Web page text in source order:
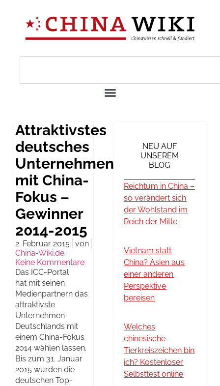
Attraktivstes
deutsches
Unternehmen
mit China-
Fokus –
Gewinner
2014-2015
2. Februar 2015
von
China-Wiki.de
Keine Kommentare
Das ICC-Portal
hat mit seinen
Medienpartnern das
attraktivste
Unternehmen
Deutschlands mit
einem China-Fokus
2014 wählen lassen.
Bis zum 31. Januar
2015 wurden die
deutschen Top-
NEU AUF
UNSEREM
BLOG
Reichtum in China –
so verändert sich
der Wohlstand im
Reich der Mitte
Vietnam statt
China? Asien aus
einer anderen
Perspektive
bereisen
Welches
chinesische
Tierkreiszeichen bin
ich? Kostenloser
Selbsttest online